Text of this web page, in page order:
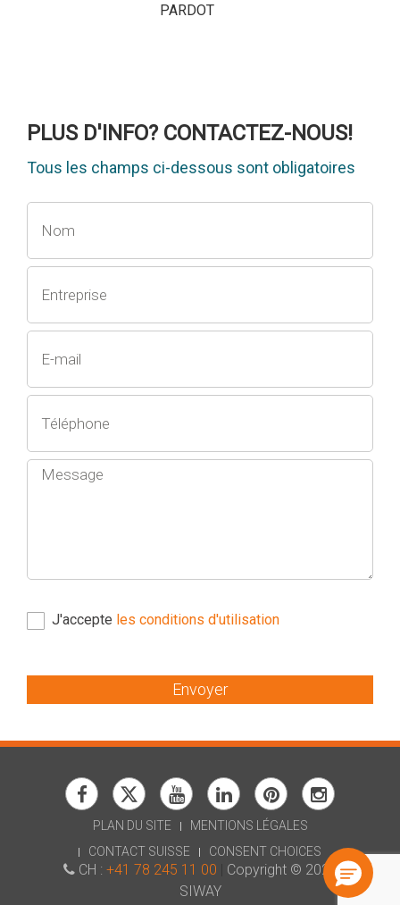
PARDOT
PLUS D'INFO? CONTACTEZ-NOUS!
Tous les champs ci-dessous sont obligatoires
J'accepte les conditions d'utilisation
Envoyer
PLAN DU SITE
MENTIONS LÉGALES
CONTACT SUISSE
CONSENT CHOICES
CH : +41 78 245 11 00
Copyright © 2026
SIWAY